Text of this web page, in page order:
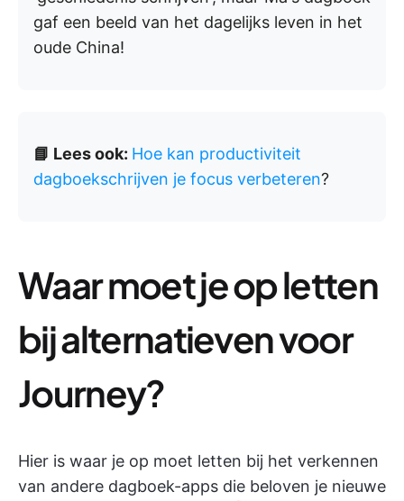
gaf een beeld van het dagelijks leven in het
oude China!
📘 Lees ook: Hoe kan productiviteit
dagboekschrijven je focus verbeteren?
Waar moet je op letten
bij alternatieven voor
Journey?
Hier is waar je op moet letten bij het verkennen
van andere dagboek-apps die beloven je nieuwe